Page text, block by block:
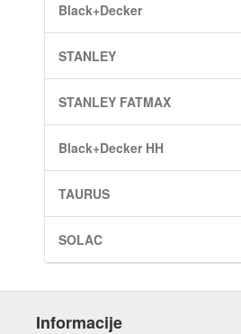
Black+Decker
STANLEY
STANLEY FATMAX
Black+Decker HH
TAURUS
SOLAC
Informacije